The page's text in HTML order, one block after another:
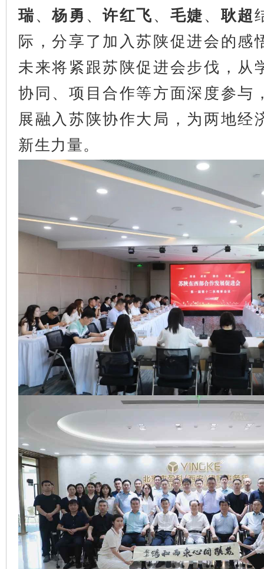
瑞、杨勇 、许红飞、 毛婕、 耿超
际，分享了加入苏陕促进会的感
未来将紧跟苏陕促进会步伐，从
协同、项目合作等方面深度参与
展融入苏陕协作大局，为两地经
新生力量。